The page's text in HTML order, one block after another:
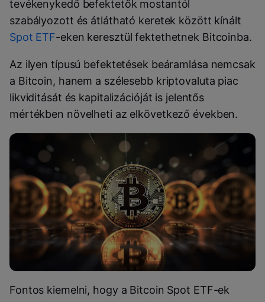
tevékenykedő befektetők mostantól
szabályozott és átlátható keretek között kínált
Spot ETF-eken keresztül fektethetnek Bitcoinba.
Az ilyen típusú befektetések beáramlása nemcsak
a Bitcoin, hanem a szélesebb kriptovaluta piac
likviditását és kapitalizációját is jelentős
mértékben növelheti az elkövetkező években.
Fontos kiemelni, hogy a Bitcoin Spot ETF-ek